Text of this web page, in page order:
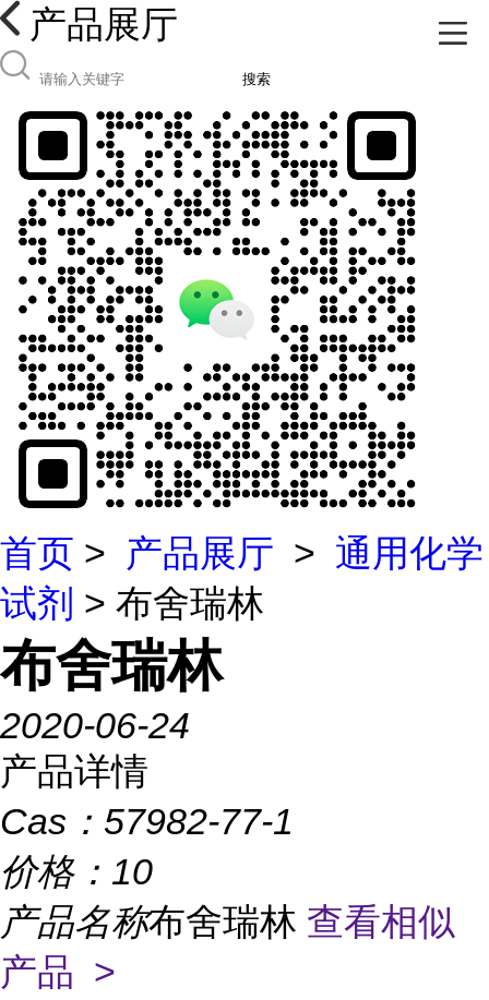
产品展厅
搜索
首页 > 产品展厅 > 通用化学
试剂 > 布舍瑞林
布舍瑞林
2020-06-24
产品详情
Cas： 57982-77-1
价格： 10
产品名称布舍瑞林 查看相似
产品 >